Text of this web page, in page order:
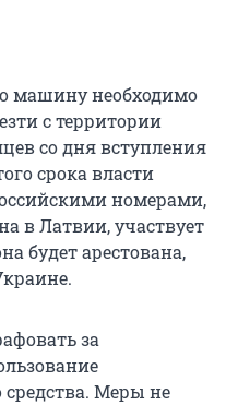
машину необходимо
с территории
со дня вступления
срока власти
номерами,
в Латвии, участвует
будет арестована,
за
средства. Меры не